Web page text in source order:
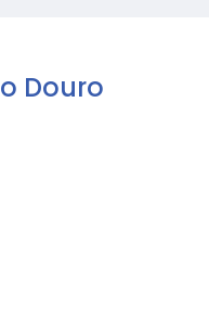
Douro